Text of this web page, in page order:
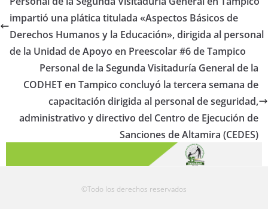
impartió una plática titulada «Aspectos Básicos de
Derechos Humanos y la Educación», dirigida al personal
de la Unidad de Apoyo en Preescolar #6 de Tampico
Personal de la Segunda Visitaduría General de la
CODHET en Tampico concluyó la tercera semana de
capacitación dirigida al personal de seguridad,
administrativo y directivo del Centro de Ejecución de
Sanciones de Altamira (CEDES)
©Todo los derechos reservados